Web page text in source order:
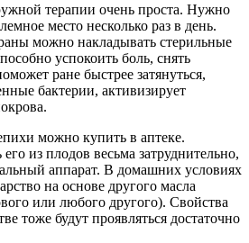
терапии очень проста. Нужно
место несколько раз в день.
можно накладывать стерильные
успокоить боль, снять
ране быстрее затянуться,
бактерии, активизирует
можно купить в аптеке.
из плодов весьма затруднительно,
аппарат. В домашних условиях
на основе другого масла
или любого другого). Свойства
тоже будут проявляться достаточно